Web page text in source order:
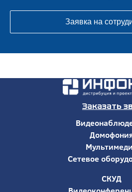
Заявка на
Заказать
Сетевое
СКУД